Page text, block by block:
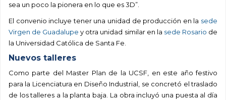
sea un poco la pionera en lo que es 3D”.
El convenio incluye tener una unidad de producción en la sede
Virgen de Guadalupe y otra unidad similar en la sede Rosario de
la Universidad Católica de Santa Fe.
Nuevos talleres
Como parte del Master Plan de la UCSF, en este año festivo
para la Licenciatura en Diseño Industrial, se concretó el traslado
de los talleres a la planta baja. La obra incluyó una puesta al día